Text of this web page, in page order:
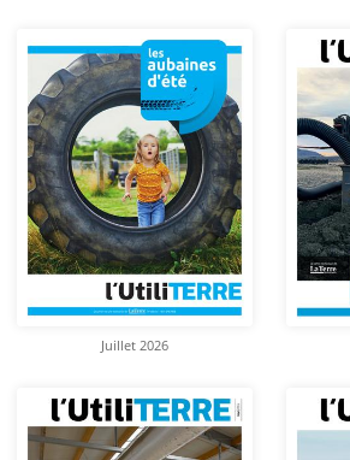
Juillet 2026